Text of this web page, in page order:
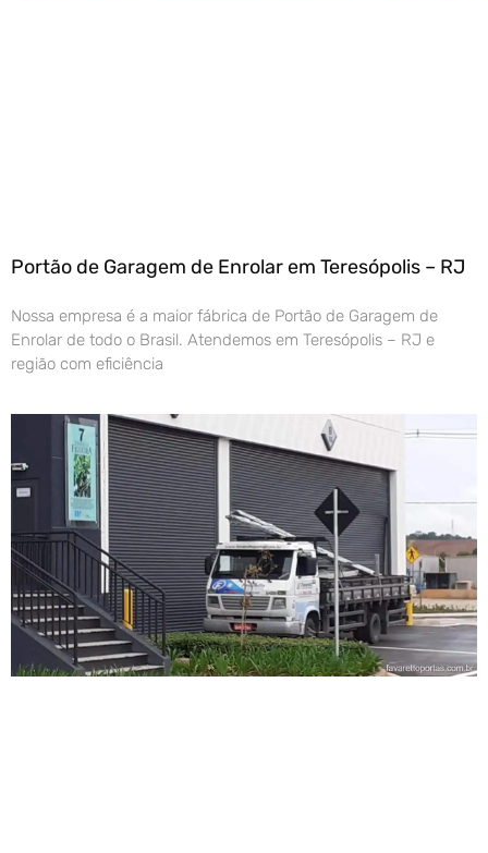
Portão de Garagem de Enrolar em Teresópolis – RJ
Nossa empresa é a maior fábrica de Portão de Garagem de
Enrolar de todo o Brasil. Atendemos em Teresópolis – RJ e
região com eficiência